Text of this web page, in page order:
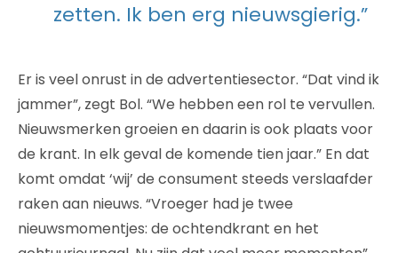
zetten. Ik ben erg nieuwsgierig.”
Er is veel onrust in de advertentiesector. “Dat vind ik
jammer”, zegt Bol. “We hebben een rol te vervullen.
Nieuwsmerken groeien en daarin is ook plaats voor
de krant. In elk geval de komende tien jaar.” En dat
komt omdat ‘wij’ de consument steeds verslaafder
raken aan nieuws. “Vroeger had je twee
nieuwsmomentjes: de ochtendkrant en het